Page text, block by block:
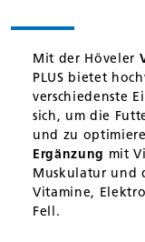
Mit der Höveler
PLUS bietet
verschiedenste
sich, um die
und zu
Ergänzung mit
Muskulatur und
Vitamine,
Fell.